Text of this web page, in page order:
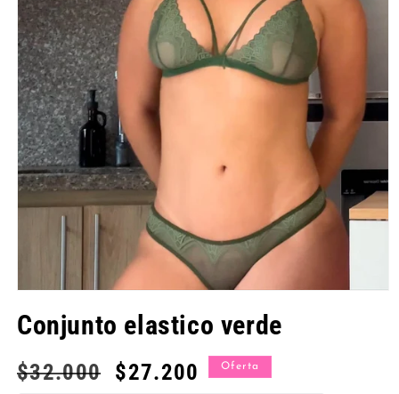
multimedia
1
una
ventana
Conjunto elastico verde
Precio
$32.000
Precio
$27.200 Oferta